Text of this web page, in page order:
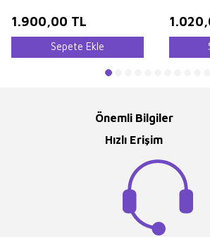
1.900,00 TL
Sepete Ekle
Önemli Bilgiler
Hızlı Erişim